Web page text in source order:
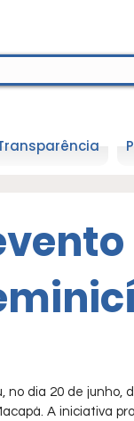
no dia 20 de junho,
A iniciativa